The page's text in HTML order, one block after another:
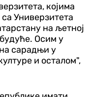
којима
Универзитета
на љетној
Осим у
сарадњи у
и осталом",